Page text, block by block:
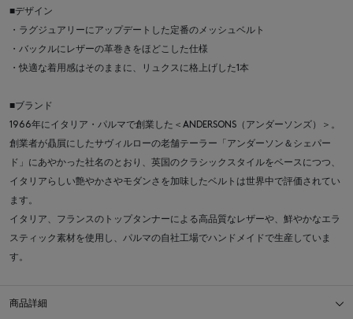
■デザイン
・ラグジュアリーにアップデートした定番のメッシュベルト
・バックルにレザーの革巻きをほどこした仕様
・快適な着用感はそのままに、リュクスに格上げした1本
■ブランド
1966年にイタリア・パルマで創業した＜ANDERSONS（アンダーソンズ）＞。
創業者が贔屓にしたサヴィルローの老舗テーラー「アンダーソン＆シェパー
ド」にあやかった社名のとおり、英国のクラシックスタイルをベースにつつ、
イタリアらしい艶やかさやモダンさを加味したベルトは世界中で評価されてい
ます。
イタリア、フランスのトップタンナーによる高品質なレザーや、鮮やかなエラ
スティック素材を使用し、パルマの自社工場でハンドメイドで生産していま
す。
商品詳細